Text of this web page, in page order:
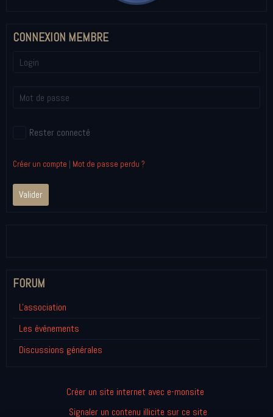
CONNEXION MEMBRE
Rester connecté
Créer un compte | Mot de passe perdu ?
Valider
FORUM
L'association
Les événements
Discussions générales
Créer un site internet avec e-monsite
Signaler un contenu illicite sur ce site